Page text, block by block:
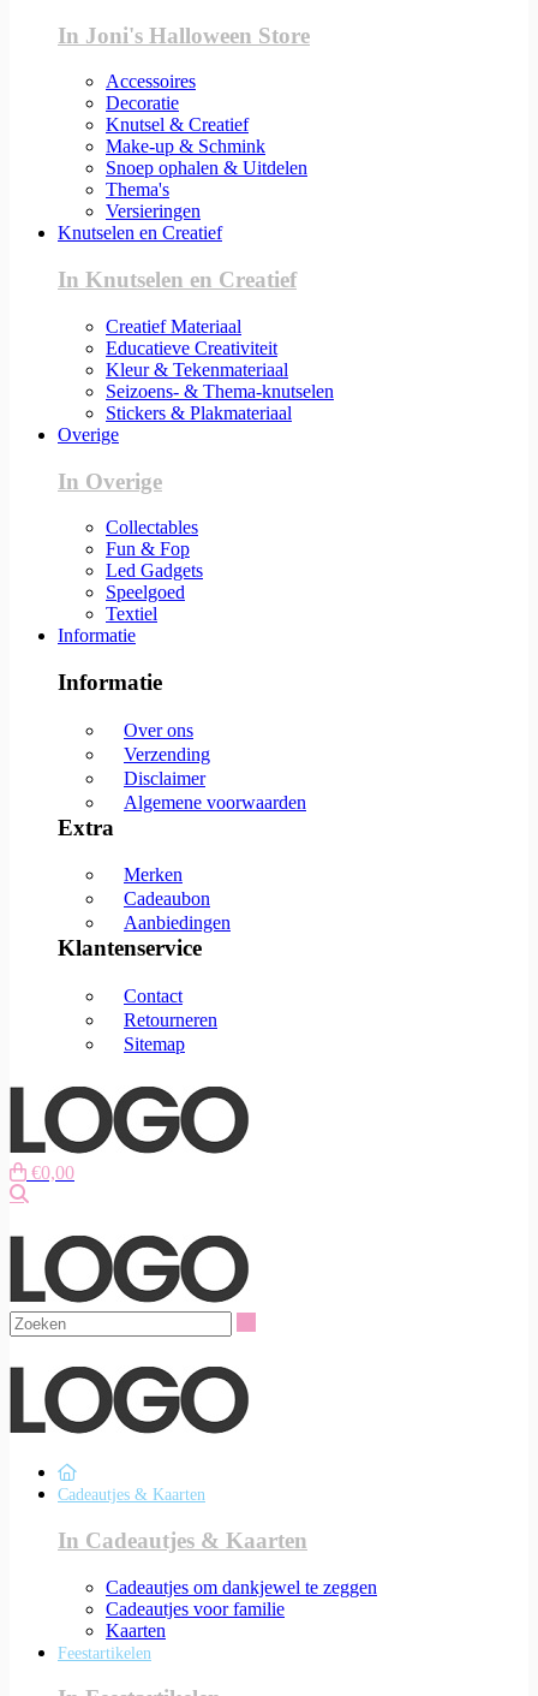
In Joni's Halloween Store
Accessoires
Decoratie
Knutsel & Creatief
Make-up & Schmink
Snoep ophalen & Uitdelen
Thema's
Versieringen
Knutselen en Creatief
In Knutselen en Creatief
Creatief Materiaal
Educatieve Creativiteit
Kleur & Tekenmateriaal
Seizoens- & Thema-knutselen
Stickers & Plakmateriaal
Overige
In Overige
Collectables
Fun & Fop
Led Gadgets
Speelgoed
Textiel
Informatie
Informatie
Over ons
Verzending
Disclaimer
Algemene voorwaarden
Extra
Merken
Cadeaubon
Aanbiedingen
Klantenservice
Contact
Retourneren
Sitemap
€0,00
Cadeautjes & Kaarten
In Cadeautjes & Kaarten
Cadeautjes om dankjewel te zeggen
Cadeautjes voor familie
Kaarten
Feestartikelen